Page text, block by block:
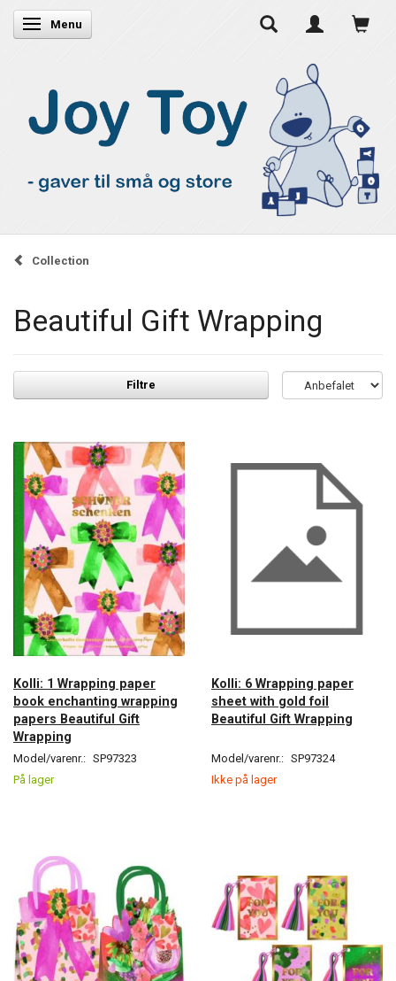
Skifte navigation
Menu
Collection
Beautiful Gift Wrapping
Filtre
Kolli: 1 Wrapping paper
book enchanting wrapping
papers Beautiful Gift
Wrapping
Model/varenr.: SP97323
På lager
Kolli: 6 Wrapping paper
sheet with gold foil
Beautiful Gift Wrapping
Model/varenr.: SP97324
Ikke på lager